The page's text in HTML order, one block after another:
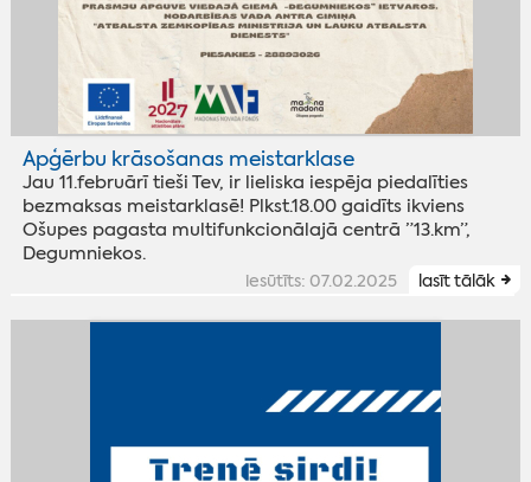
Apģērbu krāsošanas meistarklase
Jau 11.februārī tieši Tev, ir lieliska iespēja piedalīties
bezmaksas meistarklasē! Plkst.18.00 gaidīts ikviens
Ošupes pagasta multifunkcionālajā centrā ”13.km”,
Degumniekos.
iesūtīts: 07.02.2025 lasīt tālāk